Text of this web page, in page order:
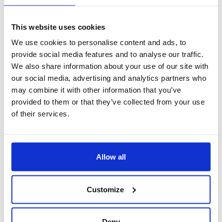
This website uses cookies
We use cookies to personalise content and ads, to
provide social media features and to analyse our traffic.
We also share information about your use of our site with
our social media, advertising and analytics partners who
may combine it with other information that you’ve
provided to them or that they’ve collected from your use
of their services.
Allow all
Customize
tracciabilità e reperibilità
Consente di catalogare più versioni dello stesso documento,
funzioni di ricerca applicabili sia agli attributi che al contenuto
dei documenti consentono di trovare quanto ricercato.